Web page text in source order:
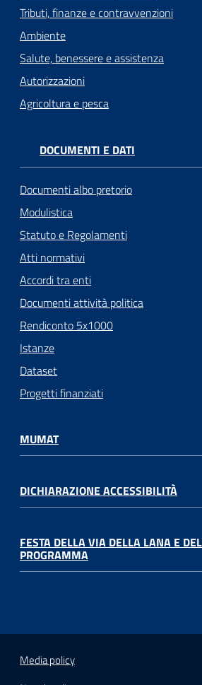
Tributi, finanze e contravvenzioni
Ambiente
Salute, benessere e assistenza
Autorizzazioni
Agricoltura e pesca
DOCUMENTI E DATI
Documenti albo pretorio
Modulistica
Statuto e Regolamenti
Atti normativi
Accordi tra enti
Documenti attività politica
Rendiconto 5x1000
Istanze
Dataset
Progetti finanziati
MUMAT
DICHIARAZIONE ACCESSIBILITÀ
FESTA DELLA VIA DELLA LANA E
PROGRAMMA
Media policy